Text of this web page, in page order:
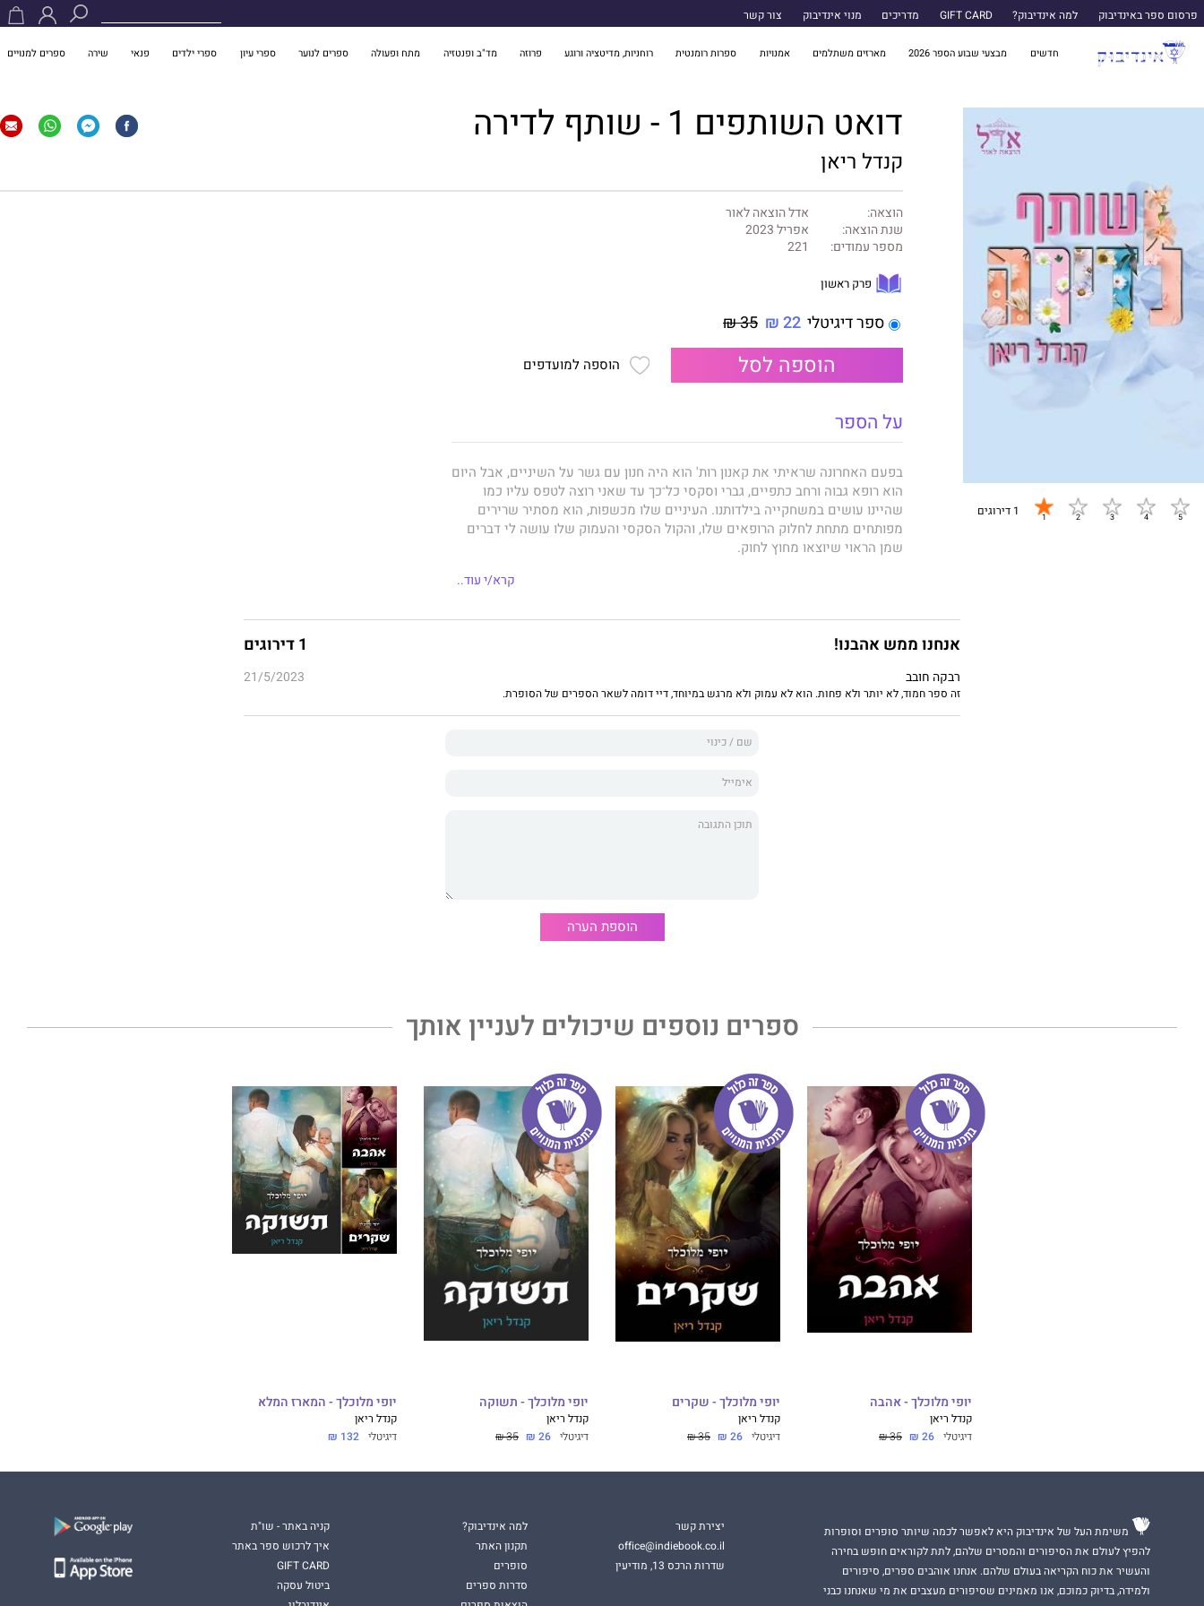
פרסום ספר באינדיבוק למה אינדיבוק? GIFT CARD מדריכים מנוי אינדיבוק צור קשר
חדשים מבצעי שבוע הספר 2026 מארזים משתלמים אמנויות ספרות רומנטית רוחניות, מדיטציה ורוגע פרוזה מד"ב ופנטזיה מתח ופעולה ספרים לנוער ספרי עיון ספרי ילדים פנאי שירה ספרים למנויים
1 דירוגים
דואט השותפים 1 - שותף לדירה
קנדל ריאן
הוצאה:
אדל הוצאה לאור
שנת הוצאה:
אפריל 2023
מספר עמודים:
221
פרק ראשון
ספר דיגיטלי 22 ₪
35 ₪
הוספה לסל הוספה למועדפים
על הספר
בפעם האחרונה שראיתי את קאנון רות' הוא היה חנון עם גשר על השיניים, אבל היום
הוא רופא גבוה ורחב כתפיים, גברי וסקסי כל־כך עד שאני רוצה לטפס עליו כמו
שהיינו עושים במשחקייה בילדותנו. העיניים שלו מכשפות, הוא מסתיר שרירים
מפותחים מתחת לחלוק הרופאים שלו, והקול הסקסי והעמוק שלו עושה לי דברים
שמן הראוי שיוצאו מחוץ לחוק.
שהוא גם אחיה הקטן של החברה הכי טובה שלי?
בלילה של שכרות קאנון מספר לי שהחליט להתנזר מסקס; הוא חושב שהוא מקולל,
שבחורות מתאהבות בו אחרי לילה אחד ומשתגעות. הוא לא יכול להרשות לעצמו את
זה יותר עד לסיום ההתמחות. אני מכריזה שאלה שטויות במיץ ונחושה להוכיח לו
. הספר השני,שותף למשחק
הוצאת אדל:סדרת יופי מלוכלך: אהבה,
דבר עורכת האתר:
קרא/י עוד..
אנחנו ממש אהבנו! 1 דירוגים
רבקה חובב 21/5/2023
זה ספר חמוד, לא יותר ולא פחות. הוא לא עמוק ולא מרגש במיוחד, דיי דומה לשאר הספרים של הסופרת.
הוספת הערה
ספרים נוספים שיכולים לעניין אותך
יופי מלוכלך - אהבה
קנדל ריאן
דיגיטלי 26 ₪
35 ₪
יופי מלוכלך - שקרים
קנדל ריאן
דיגיטלי 26 ₪
35 ₪
יופי מלוכלך - תשוקה
קנדל ריאן
דיגיטלי 26 ₪
35 ₪
יופי מלוכלך - המארז המלא
קנדל ריאן
דיגיטלי 132 ₪
משימת העל של אינדיבוק היא לאפשר לכמה שיותר סופרים וסופרות
להפיץ לעולם את הסיפורים והמסרים שלהם, לתת לקוראים חופש בחירה
והעשיר את כוח הקריאה בעולם שלהם. אנחנו אוהבים ספרים, סיפורים
ולמידה, בדיוק כמוכם, אנו מאמינים שסיפורים מעצבים את מי שאנחנו כבני
יצירת קשר
office@indiebook.co.il
שדרות הרכס 13, מודיעין
למה אינדיבוק?
תקנון האתר
סופרים
סדרות ספרים
קניה באתר - שו"ת
איך לרכוש ספר באתר
GIFT CARD
ביטול עסקה